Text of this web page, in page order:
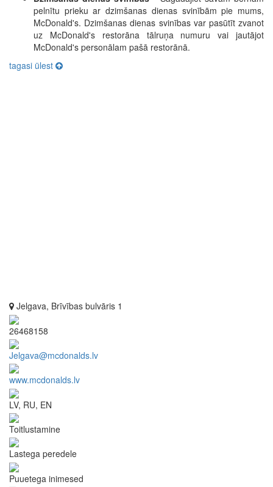
pelnītu prieku ar dzimšanas dienas svinībām pie mums,
McDonald's. Dzimšanas dienas svinības var pasūtīt zvanot
uz McDonald's restorāna tālruņa numuru vai jautājot
McDonald's personālam pašā restorānā.
tagasi ülest
Jelgava, Brīvības bulvāris 1
26468158
Jelgava@mcdonalds.lv
www.mcdonalds.lv
LV, RU, EN
Toitlustamine
Lastega peredele
Puuetega inimesed